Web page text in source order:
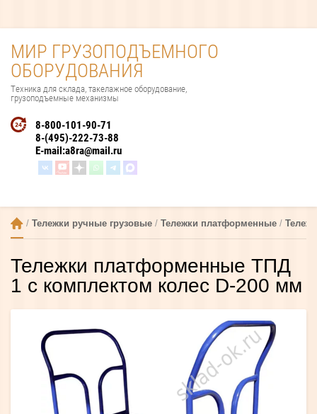
МИР ГРУЗОПОДЪЕМНОГО
ОБОРУДОВАНИЯ
Техника для склада, такелажное оборудование,
грузоподъемные механизмы
8-800-101-90-71
8-(495)-222-73-88
E-mail:a8ra@mail.ru
/ Тележки ручные грузовые / Тележки платформенные /
Тележки платформенные ТПД
1 с комплектом колес D-200 мм